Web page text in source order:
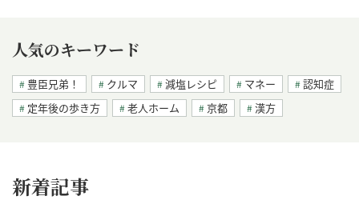
人気のキーワード
豊臣兄弟！ クルマ 減塩レシピ マネー
認知症
定年後の歩き方
老人ホーム 京都 漢方
新着記事